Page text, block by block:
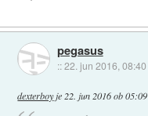
pegasus
::22. jun 2016, 08:40
dexterboyje 22. jun 2016 ob 05:09